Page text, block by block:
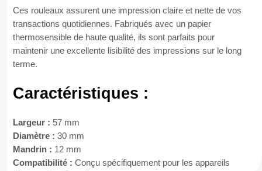
Ces rouleaux assurent une impression claire et nette de vos
transactions quotidiennes. Fabriqués avec un papier
thermosensible de haute qualité, ils sont parfaits pour
maintenir une excellente lisibilité des impressions sur le long
terme.
Caractéristiques :
Largeur : 57 mm
Diamètre : 30 mm
Mandrin : 12 mm
Compatibilité : Conçu spécifiquement pour les appareils